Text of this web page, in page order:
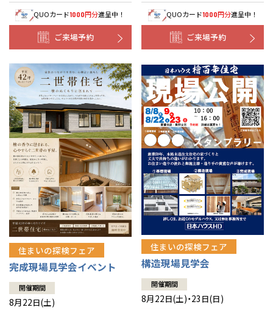
QUOカード1000円分進呈中！
ご来場予約
QUOカード1000円分進呈中！
ご来場予約
住まいの探検フェア
完成現場見学会イベント
開催期間
8月22日(土)
住まいの探検フェア
構造現場見学会
開催期間
8月22日(土)・23日(日)